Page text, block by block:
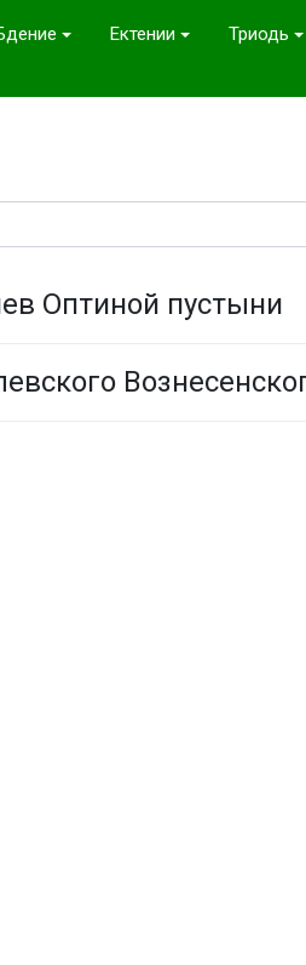
Ектении Триодь
Оптиной пустыни